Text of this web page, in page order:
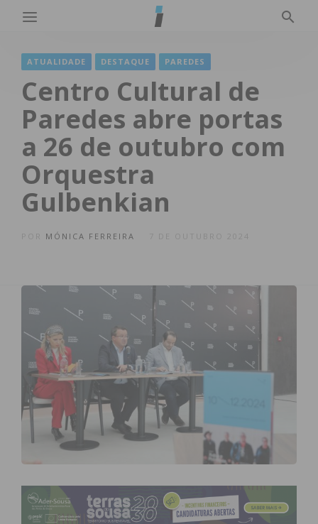
ATUALIDADE DESTAQUE PAREDES
Centro Cultural de
Paredes abre portas
a 26 de outubro com
Orquestra
Gulbenkian
MÓNICA FERREIRA 7 DE OUTUBRO 2024